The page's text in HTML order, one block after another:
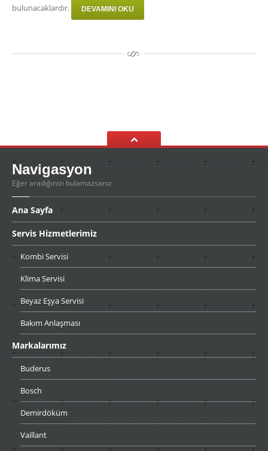
bulunacaklardır. DEVAMINI OKU
Navigasyon
Eğer aradığınızı bulamazsanız
Ana Sayfa
Servis Hizmetlerimiz
KombiServisi
KlimaServisi
Beyaz Eşya Servisi
Bakım Anlaşması
Markalarımız
Buderus
Bosch
Demirdöküm
Vaillant